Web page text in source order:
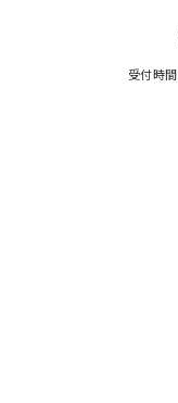
受付時